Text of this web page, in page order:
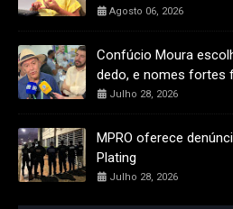
Agosto 06, 2026
Confúcio Moura
dedo, e nomes fortes
Julho 28, 2026
MPRO oferece
Plating
Julho 28, 2026